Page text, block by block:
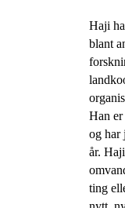
Haji
blant
Han
og har
år.
ting